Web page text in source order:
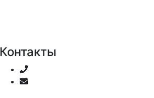
Контакты